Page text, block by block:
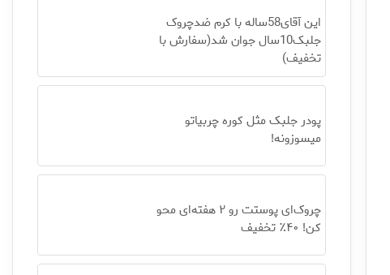
این آقای58ساله با کرم ضدچروک
جلبک10سال جوان شد(سفارش با
تخفیف)
پودر جلبک مثل کوره چربیاتو
میسوزونه!
چروک‌ای پوستت رو ۲ هفته‌ای محو
کن! ۴۰٪ تخفیف